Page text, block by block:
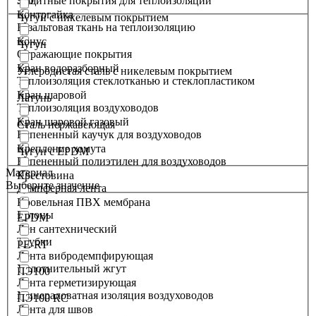
Базальтовая ткань на теплоизоляцию
Отражающие покрытия
Теплоизоляция стеклотканью и стеклопластиком
Теплоизоляция воздуховодов
Вспененный каучук для воздуховодов
Вспененный полиэтилен для воздуховодов
Демпферная лента
Рулоны
Трубки
Уплотнительный жгут
Минераловатная изоляция воздуховодов
Контргайка
Конус
Кран водоразборный
Кран шаровой
Кран шаровой газовый
Крепление хомута
Крестовина
Кровельная ПВХ мембрана
Лен сантехнический
Лента вибродемпфирующая
Лента герметизирующая
Лента для швов
Чугун с никелевым покрытием
Чугун
Углеродистая сталь с никелевым покрытием
Латунь
Сталь нержавеющая
Чугун с EPDM
Материал
Выберите значение
EPDM
PE-RT
ПЭ100
ПЭ100 RC